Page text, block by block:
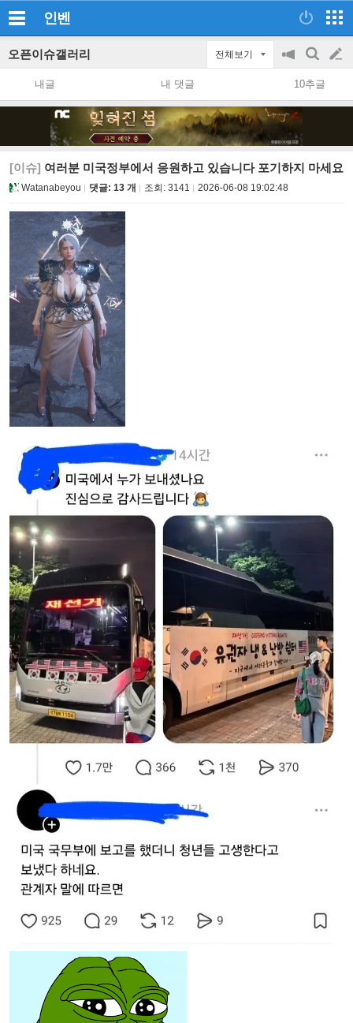
인벤
오픈이슈갤러리 전체보기
공
지
on/off
검
색
글
쓰
내글 내 댓글 10추글
[이슈] 여러분 미국정부에서 응원하고 있습니다 포기하지 마세요
Watanabeyou 댓글: 13 개 조회: 3141 2026-06-08 19:02:48